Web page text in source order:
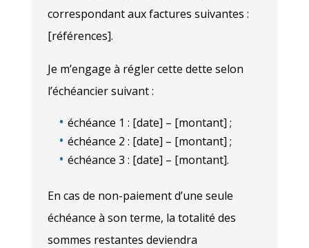
correspondant aux factures suivantes :
[références].
Je m’engage à régler cette dette selon
l’échéancier suivant :
échéance 1 : [date] – [montant] ;
échéance 2 : [date] – [montant] ;
échéance 3 : [date] – [montant].
En cas de non-paiement d’une seule
échéance à son terme, la totalité des
sommes restantes deviendra